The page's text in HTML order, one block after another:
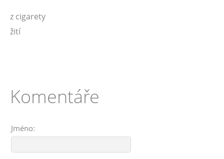
z cigarety
žití
Komentáře
Jméno: